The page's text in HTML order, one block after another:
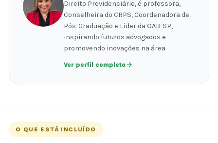
Direito Previdenciário, é professora,
Conselheira do CRPS, Coordenadora de
Pós-Graduação e Líder da OAB-SP,
inspirando futuros advogados e
promovendo inovações na área
Ver perfil completo
O QUE ESTÁ INCLUÍDO